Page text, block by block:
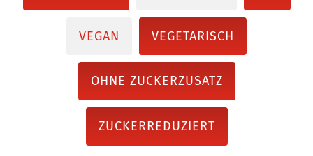
VEGAN VEGETARISCH
OHNE ZUCKERZUSATZ
ZUCKERREDUZIERT